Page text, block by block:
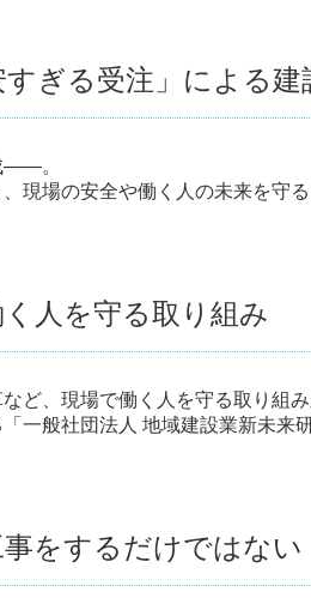
ぎる受注」による建
――。
現場の安全や働く人の未来を守る
人を守る取り組み
ど、現場で働く人を守る取り組
一般社団法人 地域建設業新未来
をするだけではない